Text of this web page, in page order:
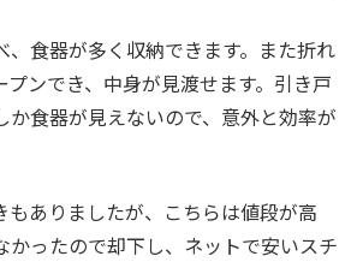
、食器が多く収納できます。また折れ
プンでき、中身が見渡せます。引き戸
か食器が見えないので、意外と効率が
もありましたが、こちらは値段が高
かったので却下し、ネットで安いスチ